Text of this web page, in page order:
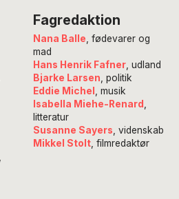
Fagredaktion
Nana Balle , fødevarer og
mad
Hans Henrik Fafner, udland
Bjarke Larsen , politik
Eddie Michel
, musik
Isabella Miehe-Renard
litteratur
Susanne Sayers , videnskab
Mikkel Stolt, filmredaktør